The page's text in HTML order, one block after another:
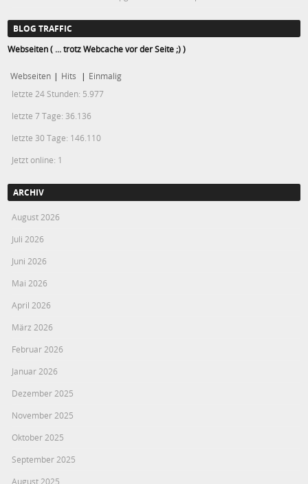
BLOG TRAFFIC
Webseiten ( ... trotz Webcache vor der Seite ;) )
Webseiten | Hits | Einmalig
letzte 24 Stunden: 5.977
letzte 7 Tage: 36.136
letzte 30 Tage: 146.110
Jetzt online: 1
ARCHIV
August 2026
Juli 2026
Juni 2026
Mai 2026
April 2026
März 2026
Februar 2026
Januar 2026
Dezember 2025
November 2025
Oktober 2025
September 2025
August 2025